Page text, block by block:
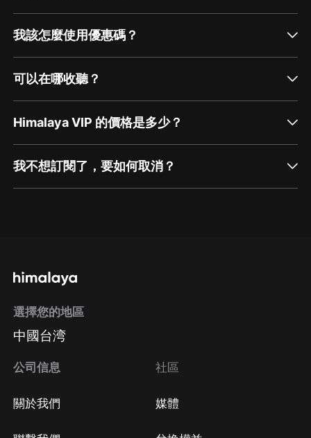
我該怎麼使用優惠碼？
可以在哪收聽？
Himalaya VIP 的價格是多少？
我不想訂閱了，要如何取消？
方法 Google Play取消訂閱方法
選擇您的地區
中國台湾
公司信息
關於我們
社區
媒體